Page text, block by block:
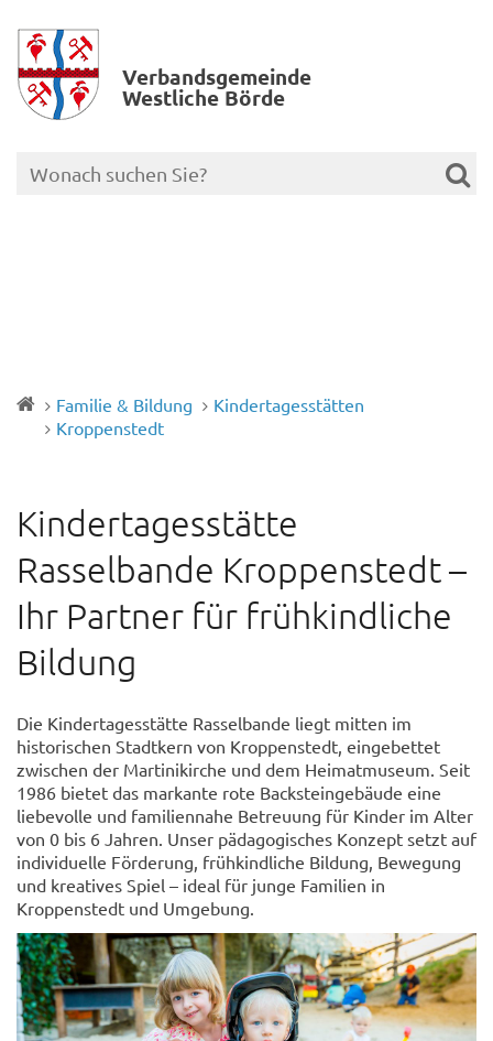
Verbands­gemeinde
Westliche Börde
Familie & Bildung
Kindertagesstätten
Kroppenstedt
Kindertagesstätte
Rasselbande Kroppenstedt –
Ihr Partner für frühkindliche
Bildung
Die Kindertagesstätte Rasselbande liegt mitten im
historischen Stadtkern von Kroppenstedt, eingebettet
zwischen der Martinikirche und dem Heimatmuseum. Seit
1986 bietet das markante rote Backsteingebäude eine
liebevolle und familiennahe Betreuung für Kinder im Alter
von 0 bis 6 Jahren. Unser pädagogisches Konzept setzt auf
individuelle Förderung, frühkindliche Bildung, Bewegung
und kreatives Spiel – ideal für junge Familien in
Kroppenstedt und Umgebung.